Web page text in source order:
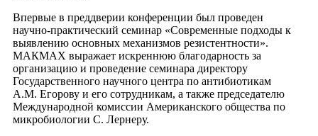
Впервые в преддверии конференции был проведен
научно-практический семинар «Cовременные подходы к
выявлению основных механизмов резистентности».
МАКМАХ выражает искреннюю благодарность за
организацию и проведение семинара директору
Государственного научного центра по антибиотикам
А.М. Егорову и его сотрудникам, а также председателю
Международной комиссии Американского общества по
микробиологии С. Лернеру.